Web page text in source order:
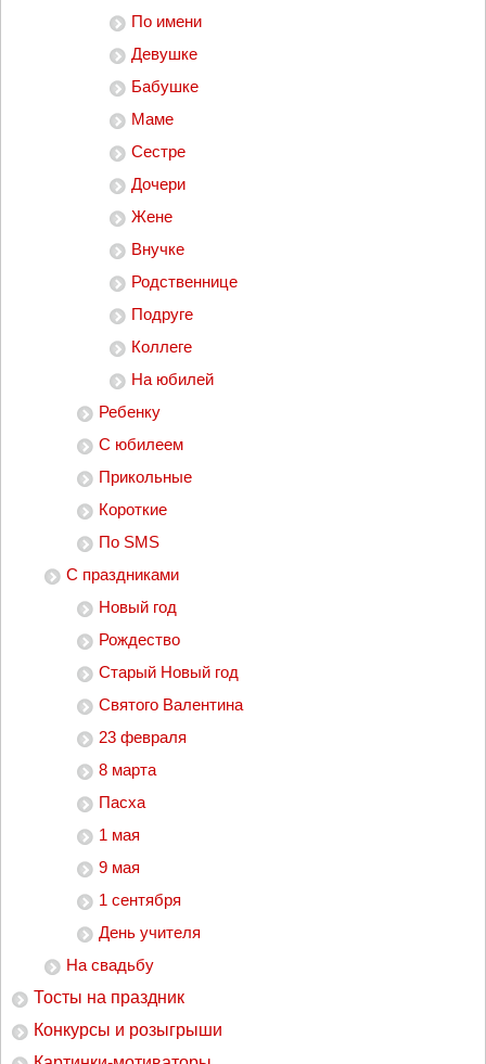
По имени
Девушке
Бабушке
Маме
Сестре
Дочери
Жене
Внучке
Родственнице
Подруге
Коллеге
На юбилей
Ребенку
С юбилеем
Прикольные
Короткие
По SMS
С праздниками
Новый год
Рождество
Старый Новый год
Святого Валентина
23 февраля
8 марта
Пасха
1 мая
9 мая
1 сентября
День учителя
На свадьбу
Тосты на праздник
Конкурсы и розыгрыши